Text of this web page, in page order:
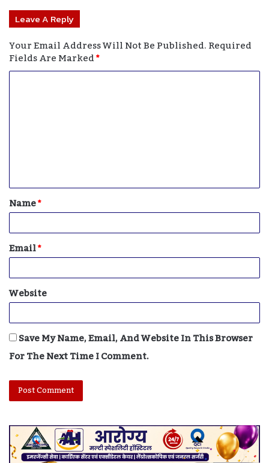
Leave A Reply
Your Email Address Will Not Be Published.Required
Fields Are Marked*
T
*
Name*
Email*
Website
Save My Name, Email, And Website In This Browser
For The Next Time I Comment.